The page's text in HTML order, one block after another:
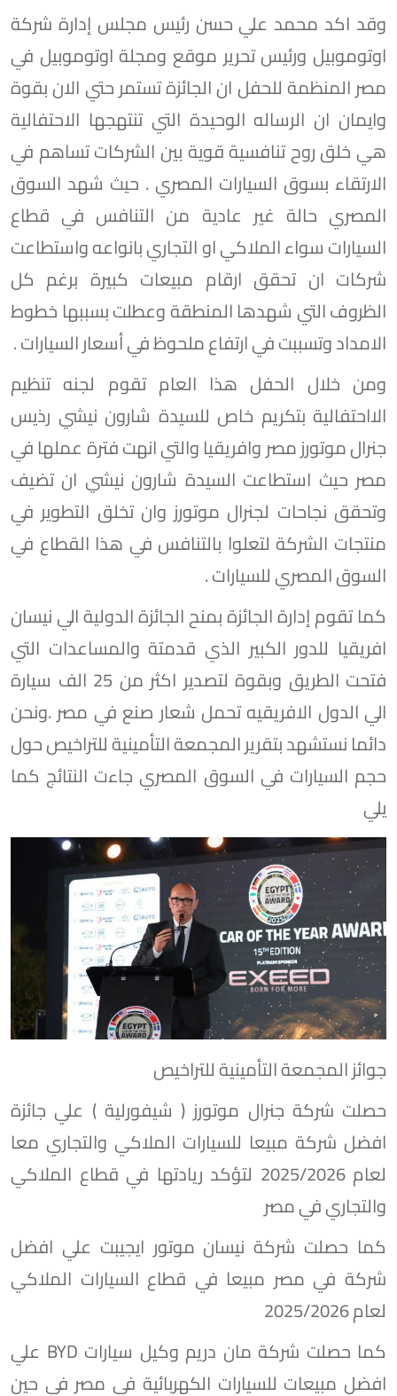
وقد اكد محمد علي حسن رئيس مجلس إدارة شركة
اوتوموبيل ورئيس تحرير موقع ومجلة اوتوموبيل في
مصر المنظمة للحفل ان الجائزة تستمر حتي الان بقوة
وايمان ان الرساله الوحيدة التي تنتهجها الاحتفالية
هي خلق روح تنافسية قوية بين الشركات تساهم في
الارتقاء بسوق السيارات المصري . حيث شهد السوق
المصري حالة غير عادية من التنافس في قطاع
السيارات سواء الملاكي او التجاري بانواعه واستطاعت
شركات ان تحقق ارقام مبيعات كبيرة برغم كل
الظروف التي شهدها المنطقة وعطلت بسببها خطوط
الامداد وتسببت في ارتفاع ملحوظ في أسعار السيارات .
ومن خلال الحفل هذا العام تقوم لجنه تنظيم
الااحتفالية بتكريم خاص للسيدة شارون نيشي رذيس
جنرال موتورز مصر وافريقيا والتي انهت فترة عملها في
مصر حيث استطاعت السيدة شارون نيشي ان تضيف
وتحقق نجاحات لجنرال موتورز وان تخلق التطوير في
منتجات الشركة لتعلوا بالتنافس في هذا القطاع في
السوق المصري للسيارات .
كما تقوم إدارة الجائزة بمنح الجائزة الدولية الي نيسان
افريقيا للدور الكبير الذي قدمتة والمساعدات التي
فتحت الطريق وبقوة لتصدير اكثر من 25 الف سيارة
الي الدول الافريقيه تحمل شعار صنع في مصر .ونحن
دائما نستشهد بتقرير المجمعة التأمينية للتراخيص حول
حجم السيارات في السوق المصري جاءت النتائج كما
يلي
جوائز المجمعة التأمينية للتراخيص
حصلت شركة جنرال موتورز ( شيفورلية ) علي جائزة
افضل شركة مبيعا للسيارات الملاكي والتجاري معا
لعام 2025/2026 لتؤكد ريادتها في قطاع الملاكي
والتجاري في مصر
كما حصلت شركة نيسان موتور ايجيبت علي افضل
شركة في مصر مبيعا في قطاع السيارات الملاكي
لعام 2025/2026
كما حصلت شركة مان دريم وكيل سيارات BYD علي
افضل مبيعات للسيارات الكهربائية في مصر في حين